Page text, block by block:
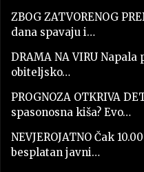
ZBOG ZATVORENOG
dana spavaju i…
DRAMA NA VIRU
obiteljsko…
PROGNOZA OTKRIVA
spasonosna kiša? Evo…
NEVJEROJATNO Čak
besplatan javni…